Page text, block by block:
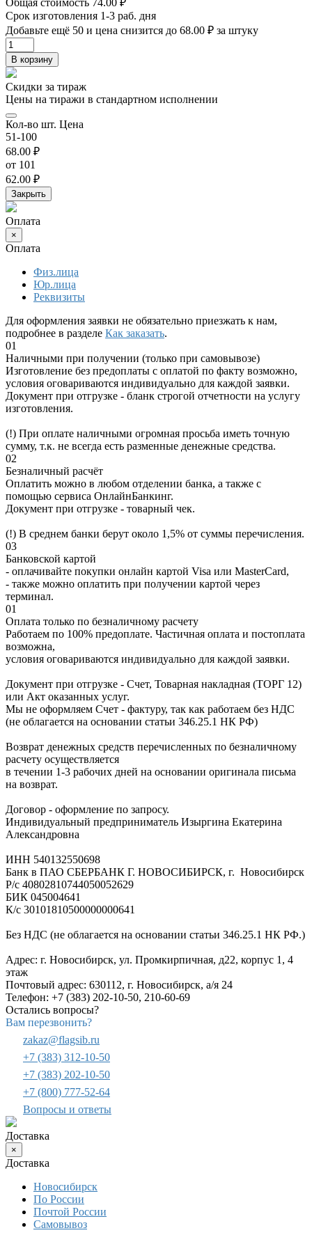
Срок изготовления 1-3 раб. дня
Добавьте ещё 50 и цена снизится до 68.00 ₽ за штуку
В корзину
Скидки за тираж
Цены на тиражи в стандартном исполнении
Кол-во шт. Цена
51-100
68.00 ₽
от 101
62.00 ₽
Закрыть
Оплата
×
Оплата
Физ.лица
Юр.лица
Реквизиты
Для оформления заявки не обязательно приезжать к нам,
подробнее в разделе Как заказать.
01
Наличными при получении (только при самовывозе)
Изготовление без предоплаты с оплатой по факту возможно,
условия оговариваются индивидуально для каждой заявки.
Документ при отгрузке - бланк строгой отчетности на услугу
изготовления.
(!) При оплате наличными огромная просьба иметь точную
сумму, т.к. не всегда есть разменные денежные средства.
02
Безналичный расчёт
Оплатить можно в любом отделении банка, а также с
помощью сервиса ОнлайнБанкинг.
Документ при отгрузке - товарный чек.
(!) В среднем банки берут около 1,5% от суммы перечисления.
03
Банковской картой
- оплачивайте покупки онлайн картой Visa или MasterCard,
- также можно оплатить при получении картой через
терминал.
01
Оплата только по безналичному расчету
Работаем по 100% предоплате. Частичная оплата и постоплата
возможна,
условия оговариваются индивидуально для каждой заявки.
Документ при отгрузке - Счет, Товарная накладная (ТОРГ 12)
или Акт оказанных услуг.
Мы не оформляем Счет - фактуру, так как работаем без НДС
(не облагается на основании статьи 346.25.1 НК РФ)
Возврат денежных средств перечисленных по безналичному
расчету осуществляется
в течении 1-3 рабочих дней на основании оригинала письма
на возврат.
Договор - оформление по запросу.
Индивидуальный предприниматель Изыргина Екатерина
Александровна
ИНН 540132550698
Банк в ПАО СБЕРБАНК Г. НОВОСИБИРСК, г. Новосибирск
Р/с 40802810744050052629
БИК 045004641
К/с 30101810500000000641
Без НДС (не облагается на основании статьи 346.25.1 НК РФ.)
Адрес: г. Новосибирск, ул. Промкирпичная, д22, корпус 1, 4
этаж
Почтовый адрес: 630112, г. Новосибирск, а/я 24
Телефон: +7 (383) 202-10-50, 210-60-69
Остались вопросы?
Вам перезвонить?
zakaz@flagsib.ru
+7 (383) 312-10-50
+7 (383) 202-10-50
+7 (800) 777-52-64
Вопросы и ответы
Доставка
×
Доставка
Новосибирск
По России
Почтой России
Самовывоз